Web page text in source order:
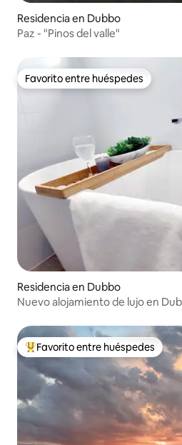
Residencia en Dubbo
Paz - "Pinos del valle"
Favorito entre huéspedes
Favorito entre huéspedes
Residencia en Dubbo
Nuevo alojamiento de lujo en
De los mejores en Favorito entre
Favorito entre huéspedes